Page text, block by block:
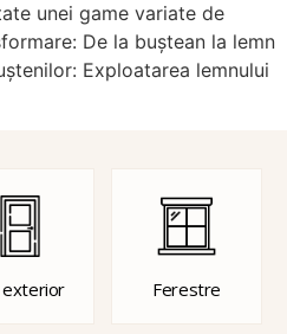
unei game variate de
De la buștean la lemn
Exploatarea lemnului
exterior Ferestre